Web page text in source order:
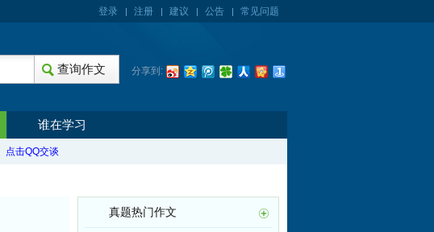
登录 注册 建议 公告 常见问题
分享到:
谁在学习
点击QQ交谈
真题热门作文